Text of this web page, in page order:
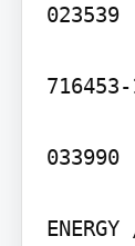
023539
033990